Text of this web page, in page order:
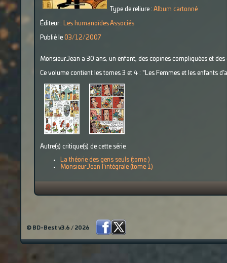
Type de reliure : Album cartonné
Éditeur : Les humanoïdes Associés
Publié le 03/12/2007
Monsieur Jean a 30 ans, un enfant, des copines compliquées et
Ce volume contient les tomes 3 et 4 : "Les Femmes et les enfants
Autre(s) critique(s) de cette série
La théorie des gens seuls (tome )
Monsieur Jean l'intégrale (tome 1)
© BD-Best v3.6 / 2026